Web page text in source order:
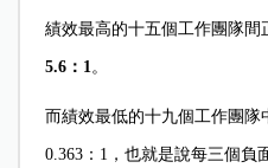
績效最高的十五個工作團隊
5.6：1 。
而績效最低的十九個工作團
0.363：1，也就是說每三個負